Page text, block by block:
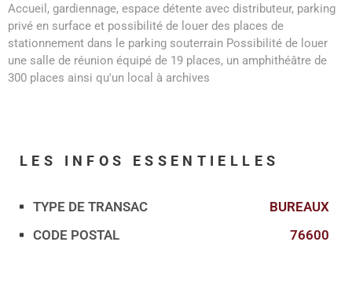
Accueil, gardiennage, espace détente avec distributeur, parking
privé en surface et possibilité de louer des places de
stationnement dans le parking souterrain Possibilité de louer
une salle de réunion équipé de 19 places, un amphithéâtre de
300 places ainsi qu'un local à archives
LES INFOS ESSENTIELLES
Caractérisque Valeurs
TYPE DE TRANSAC
BUREAUX
CODE POSTAL
76600